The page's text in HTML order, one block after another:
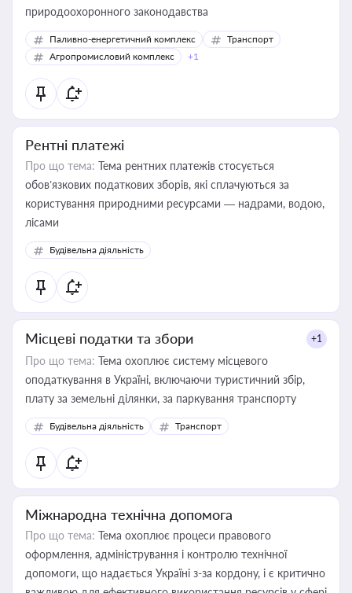
природоохоронного законодавства
Паливно-енергетичний комплекс
Транспорт
Агропромисловий комплекс
+1
Рентні платежі
Про що тема: Тема рентних платежів стосується
обов’язкових податкових зборів, які сплачуються за
користування природними ресурсами — надрами, водою,
лісами
Будівельна діяльність
Місцеві податки та збори +1
Про що тема: Тема охоплює систему місцевого
оподаткування в Україні, включаючи туристичний збір,
плату за земельні ділянки, за паркування транспорту
Будівельна діяльність Транспорт
Міжнародна технічна допомога
Про що тема: Тема охоплює процеси правового
оформлення, адміністрування і контролю технічної
допомоги, що надається Україні з-за кордону, і є критично